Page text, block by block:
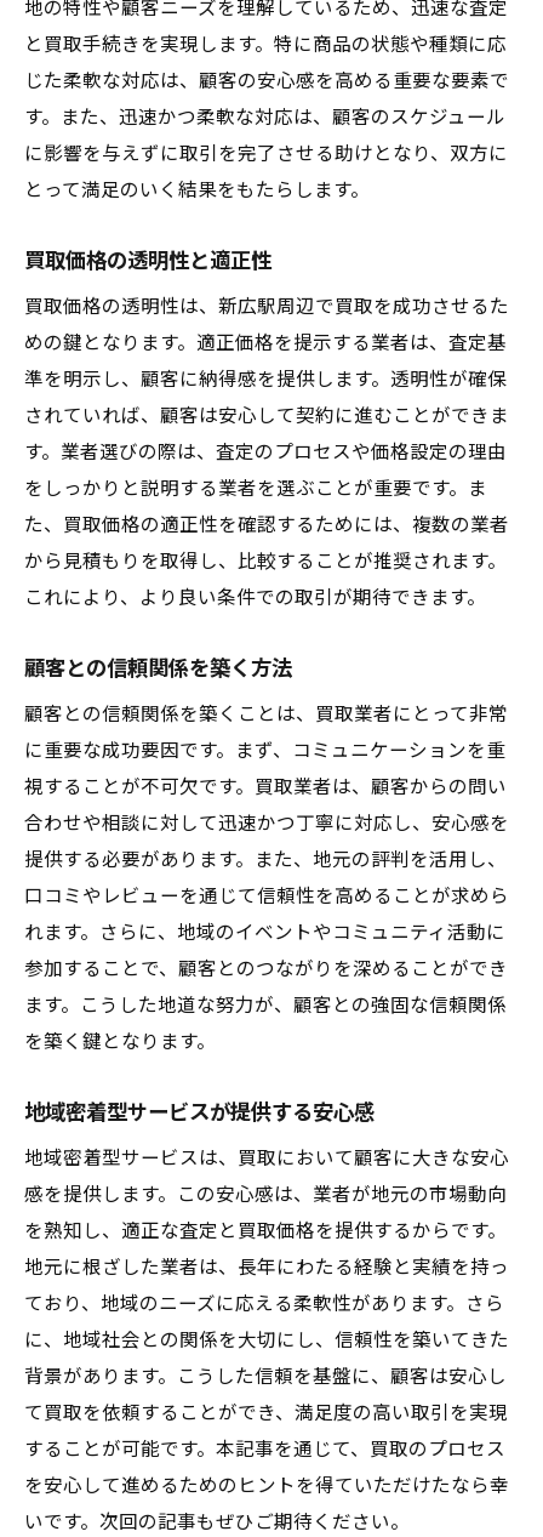
地の特性や顧客ニーズを理解しているため、迅速な査定
と買取手続きを実現します。特に商品の状態や種類に応
じた柔軟な対応は、顧客の安心感を高める重要な要素で
す。また、迅速かつ柔軟な対応は、顧客のスケジュール
に影響を与えずに取引を完了させる助けとなり、双方に
とって満足のいく結果をもたらします。
買取価格の透明性と適正性
買取価格の透明性は、新広駅周辺で買取を成功させるた
めの鍵となります。適正価格を提示する業者は、査定基
準を明示し、顧客に納得感を提供します。透明性が確保
されていれば、顧客は安心して契約に進むことができま
す。業者選びの際は、査定のプロセスや価格設定の理由
をしっかりと説明する業者を選ぶことが重要です。ま
た、買取価格の適正性を確認するためには、複数の業者
から見積もりを取得し、比較することが推奨されます。
これにより、より良い条件での取引が期待できます。
顧客との信頼関係を築く方法
顧客との信頼関係を築くことは、買取業者にとって非常
に重要な成功要因です。まず、コミュニケーションを重
視することが不可欠です。買取業者は、顧客からの問い
合わせや相談に対して迅速かつ丁寧に対応し、安心感を
提供する必要があります。また、地元の評判を活用し、
口コミやレビューを通じて信頼性を高めることが求めら
れます。さらに、地域のイベントやコミュニティ活動に
参加することで、顧客とのつながりを深めることができ
ます。こうした地道な努力が、顧客との強固な信頼関係
を築く鍵となります。
地域密着型サービスが提供する安心感
地域密着型サービスは、買取において顧客に大きな安心
感を提供します。この安心感は、業者が地元の市場動向
を熟知し、適正な査定と買取価格を提供するからです。
地元に根ざした業者は、長年にわたる経験と実績を持っ
ており、地域のニーズに応える柔軟性があります。さら
に、地域社会との関係を大切にし、信頼性を築いてきた
背景があります。こうした信頼を基盤に、顧客は安心し
て買取を依頼することができ、満足度の高い取引を実現
することが可能です。本記事を通じて、買取のプロセス
を安心して進めるためのヒントを得ていただけたなら幸
いです。次回の記事もぜひご期待ください。